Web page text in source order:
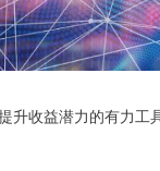
升收益潜力的有力